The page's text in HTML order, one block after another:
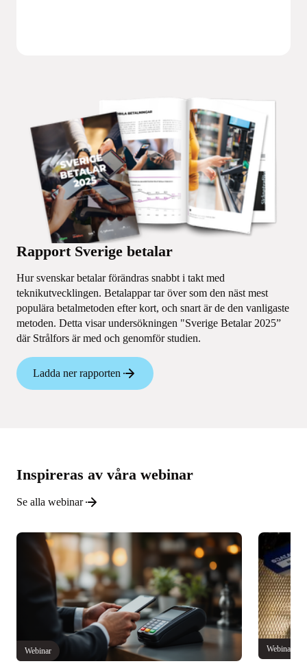
Rapport Sverige betalar
Hur svenskar betalar förändras snabbt i takt med
teknikutvecklingen. Betalappar tar över som den näst mest
populära betalmetoden efter kort, och snart är de den vanligaste
metoden. Detta visar undersökningen "Sverige Betalar 2025”
där Strålfors är med och genomför studien.
Ladda ner rapporten
Inspireras av våra webinar
Se alla webinar
Webinar Webinar